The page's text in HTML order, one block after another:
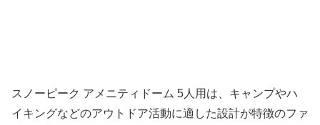
スノーピーク アメニティドーム 5人用は、キャンプやハ
イキングなどのアウトドア活動に適した設計が特徴のファ